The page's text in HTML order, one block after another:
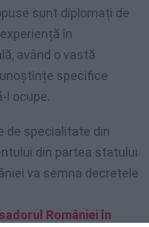
sunt diplomați de
în
având o vastă
specifice
l ocupe.
de specialitate din
din partea statului
va semna decretele
României în